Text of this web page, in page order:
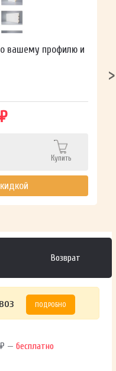
вашему профилю и
Купить
Возврат
ПОДРОБНО
₽ —бесплатно